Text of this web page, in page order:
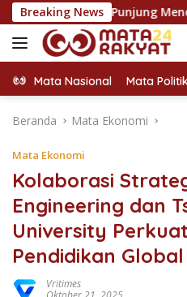
Langsung
ke
konten
Breaking News
Punjung Mendominasi
Mata Nasional Mata Politik
Beranda Mata Ekonomi
Mata Ekonomi
Kolaborasi
Engineering dan
University
Pendidikan Global
Vritimes